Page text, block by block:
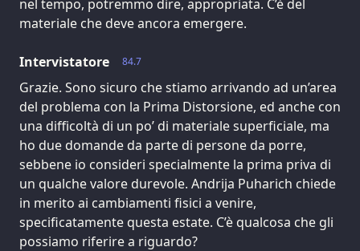
nel tempo, potremmo dire, appropriata. C’è del
materiale che deve ancora emergere.
84.7
Intervistatore
Grazie. Sono sicuro che stiamo arrivando ad un’area
del problema con la Prima Distorsione, ed anche con
una difficoltà di un po’ di materiale superficiale, ma
ho due domande da parte di persone da porre,
sebbene io consideri specialmente la prima priva di
un qualche valore durevole. Andrija Puharich chiede
in merito ai cambiamenti fisici a venire,
specificatamente questa estate. C’è qualcosa che gli
possiamo riferire a riguardo?